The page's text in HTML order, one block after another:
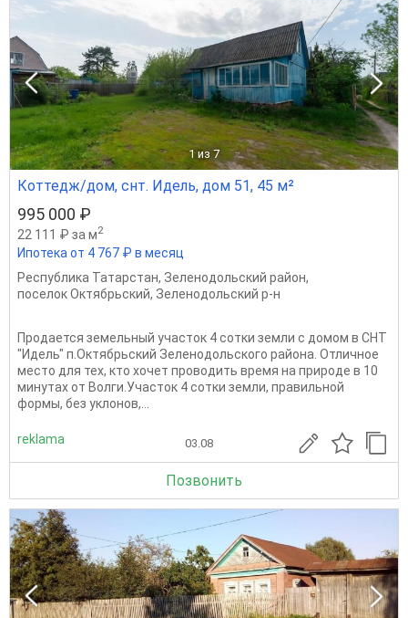
1 из 7
Коттедж/дом, снт. Идель, дом 51, 45 м²
995 000 ₽
22 111 ₽ за м2
Ипотека от 4 767 ₽ в месяц
Республика Татарстан, Зеленодольский район,
поселок Октябрьский, Зеленодольский р-н
Продается земельный участок 4 сотки земли с домом в СНТ
"Идель" п.Октябрьский Зеленодольского района. Отличное
место для тех, кто хочет проводить время на природе в 10
минутах от Волги.Участок 4 сотки земли, правильной
формы, без уклонов,...
reklama 03.08
Позвонить